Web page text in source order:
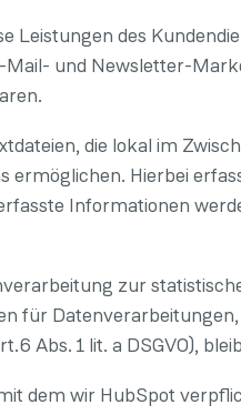
des
und Newsletter-
die lokal im
Hierbei
Informationen
zur
für
Abs. 1 lit. a DSGVO),
dem wir HubSpot